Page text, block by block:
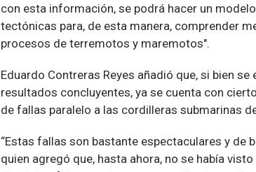
con esta información, se podrá hacer un
tectónicas para, de esta manera, comprender
procesos de terremotos y maremotos".
Eduardo Contreras Reyes añadió que, si bien
resultados concluyentes, ya se cuenta con
de fallas paralelo a las cordilleras submarinas
“Estas fallas son bastante espectaculares y de
quien agregó que, hasta ahora, no se había